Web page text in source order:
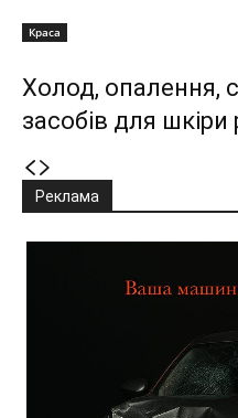
Краса
Холод, опалення,
засобів для шкіри
Реклама